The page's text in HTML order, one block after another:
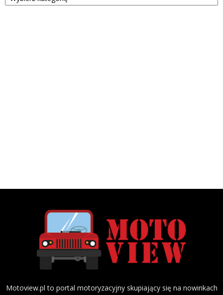
Motoview.pl to portal motoryzacyjny skupiający się na nowinkach